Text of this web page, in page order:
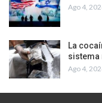
Ago 4,
La
sistema
Ago 4,